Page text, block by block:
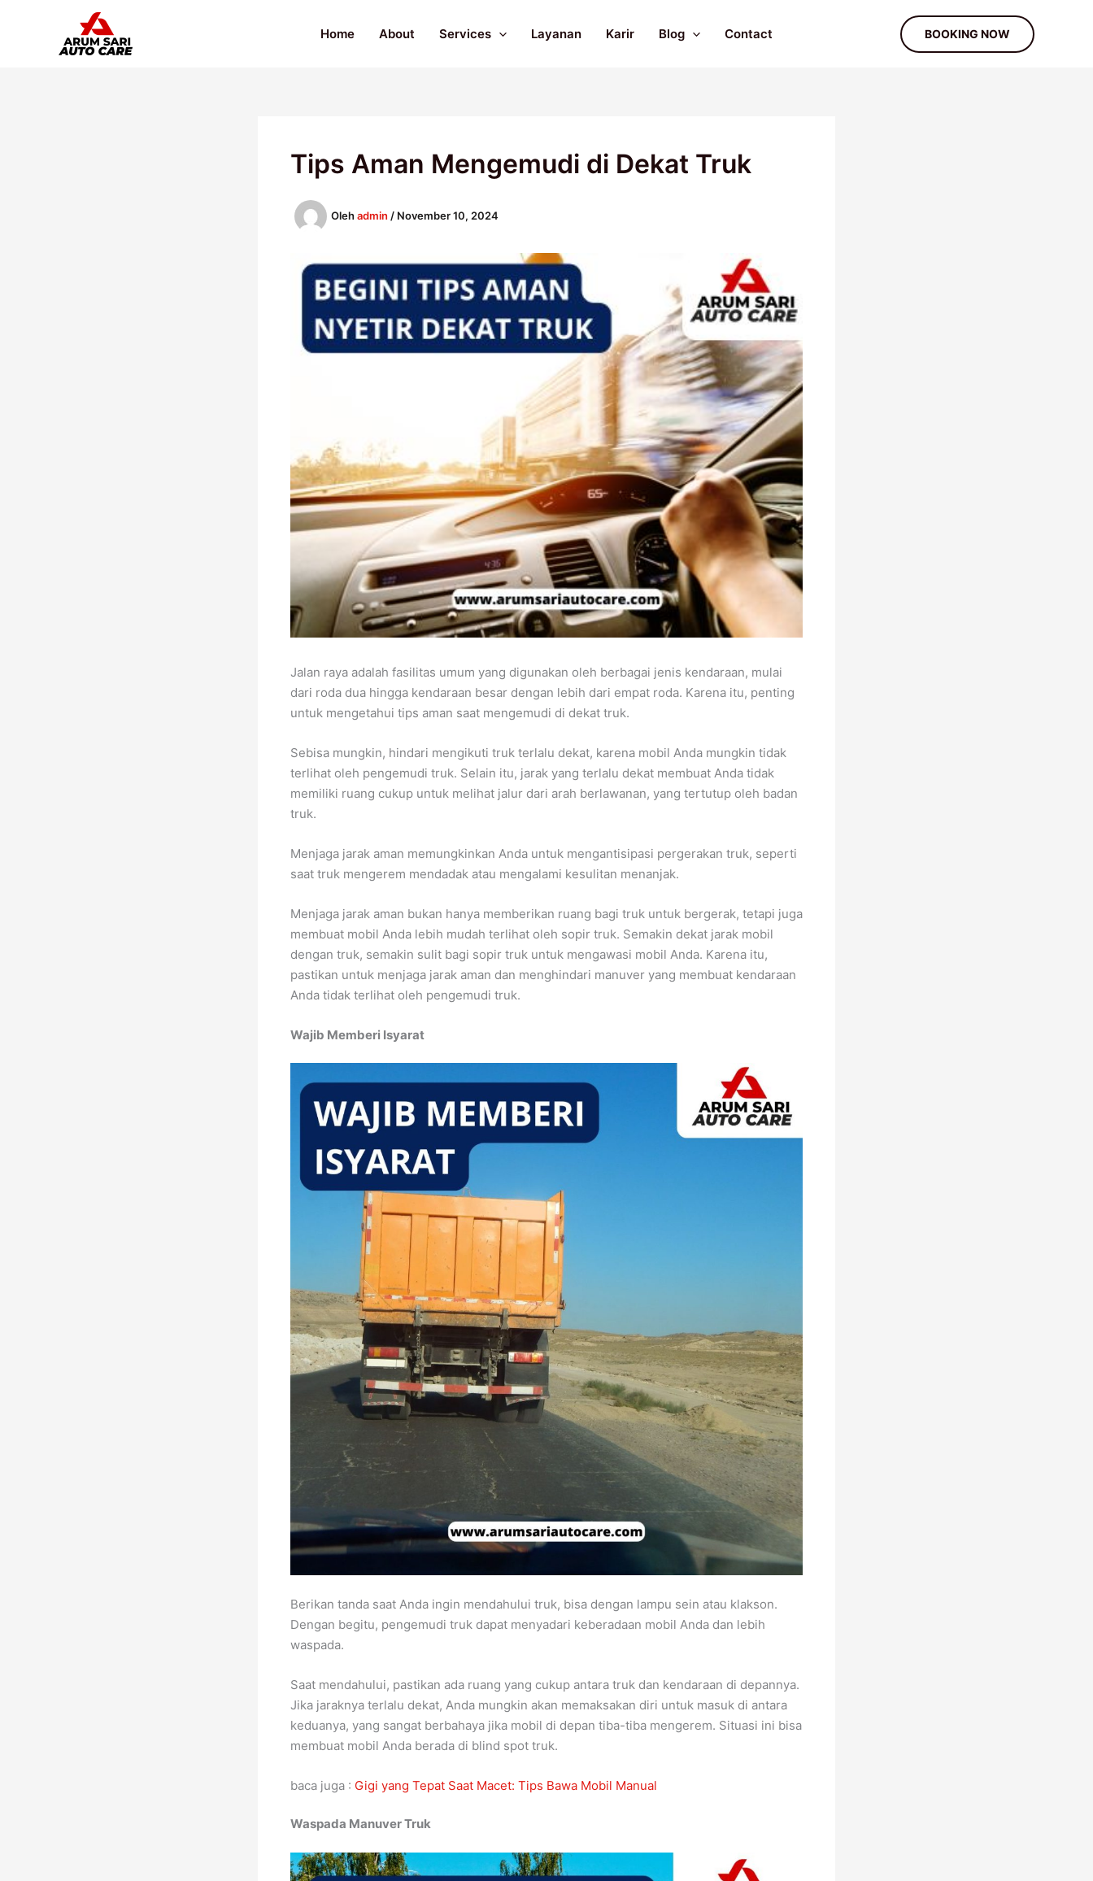
Home About Services Layanan Karir Blog Contact BOOKING NOW
Tips Aman Mengemudi di Dekat Truk
Olehadmin / November 10, 2024
Jalan raya adalah fasilitas umum yang digunakan oleh berbagai jenis kendaraan, mulai
dari roda dua hingga kendaraan besar dengan lebih dari empat roda. Karena itu, penting
untuk mengetahui tips aman saat mengemudi di dekat truk.
Sebisa mungkin, hindari mengikuti truk terlalu dekat, karena mobil Anda mungkin tidak
terlihat oleh pengemudi truk. Selain itu, jarak yang terlalu dekat membuat Anda tidak
memiliki ruang cukup untuk melihat jalur dari arah berlawanan, yang tertutup oleh badan
truk.
Menjaga jarak aman memungkinkan Anda untuk mengantisipasi pergerakan truk, seperti
saat truk mengerem mendadak atau mengalami kesulitan menanjak.
Menjaga jarak aman bukan hanya memberikan ruang bagi truk untuk bergerak, tetapi juga
membuat mobil Anda lebih mudah terlihat oleh sopir truk. Semakin dekat jarak mobil
dengan truk, semakin sulit bagi sopir truk untuk mengawasi mobil Anda. Karena itu,
pastikan untuk menjaga jarak aman dan menghindari manuver yang membuat kendaraan
Anda tidak terlihat oleh pengemudi truk.
Wajib Memberi Isyarat
Berikan tanda saat Anda ingin mendahului truk, bisa dengan lampu sein atau klakson.
Dengan begitu, pengemudi truk dapat menyadari keberadaan mobil Anda dan lebih
waspada.
Saat mendahului, pastikan ada ruang yang cukup antara truk dan kendaraan di depannya.
Jika jaraknya terlalu dekat, Anda mungkin akan memaksakan diri untuk masuk di antara
keduanya, yang sangat berbahaya jika mobil di depan tiba-tiba mengerem. Situasi ini bisa
membuat mobil Anda berada di blind spot truk.
baca juga : Gigi yang Tepat Saat Macet: Tips Bawa Mobil Manual
Waspada Manuver Truk